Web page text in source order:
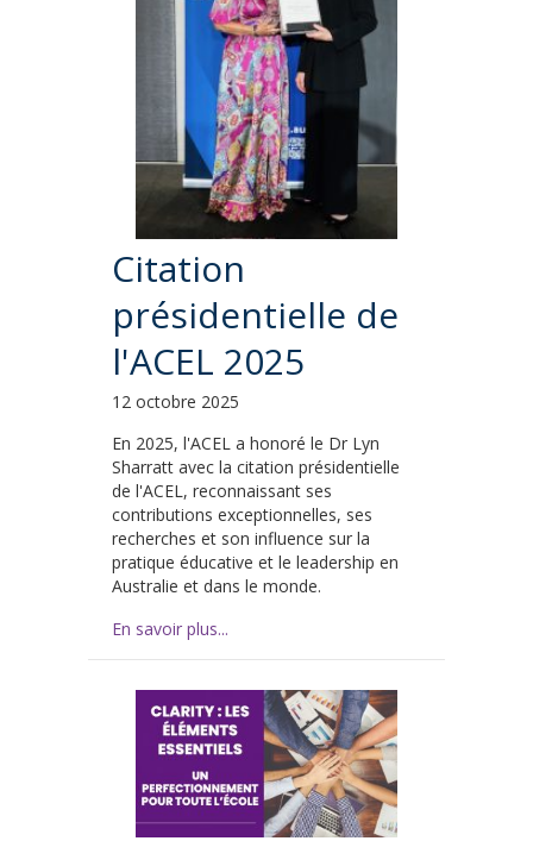
Citation
présidentielle de
l'ACEL 2025
12 octobre 2025
En 2025, l'ACEL a honoré le Dr Lyn
Sharratt avec la citation présidentielle
de l'ACEL, reconnaissant ses
contributions exceptionnelles, ses
recherches et son influence sur la
pratique éducative et le leadership en
Australie et dans le monde.
En savoir plus...